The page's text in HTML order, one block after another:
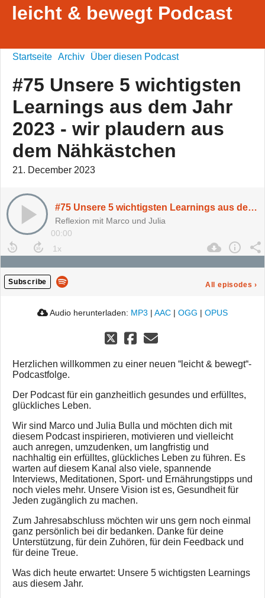
leicht & bewegt Podcast
Startseite Archiv Über diesen Podcast
#75 Unsere 5 wichtigsten
Learnings aus dem Jahr
2023 - wir plaudern aus
dem Nähkästchen
21. December 2023
#75 Unsere 5 wichtigsten Learnings aus dem Jahr 2023 - wir plaudern aus dem Nähkästchen
Reflexion mit Marco und Julia
00:00
Subscribe All episodes ›
Audio herunterladen: MP3 | AAC | OGG | OPUS
Herzlichen willkommen zu einer neuen “leicht & bewegt“-
Podcastfolge.
Der Podcast für ein ganzheitlich gesundes und erfülltes,
glückliches Leben.
Wir sind Marco und Julia Bulla und möchten dich mit
diesem Podcast inspirieren, motivieren und vielleicht
auch anregen, umzudenken, um langfristig und
nachhaltig ein erfülltes, glückliches Leben zu führen. Es
warten auf diesem Kanal also viele, spannende
Interviews, Meditationen, Sport- und Ernährungstipps und
noch vieles mehr. Unsere Vision ist es, Gesundheit für
Jeden zugänglich zu machen.
Zum Jahresabschluss möchten wir uns gern noch einmal
ganz persönlich bei dir bedanken. Danke für deine
Unterstützung, für dein Zuhören, für dein Feedback und
für deine Treue.
Was dich heute erwartet: Unsere 5 wichtigsten Learnings
aus diesem Jahr.